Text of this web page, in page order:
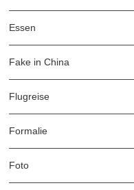
Essen
Fake in China
Flugreise
Formalie
Foto